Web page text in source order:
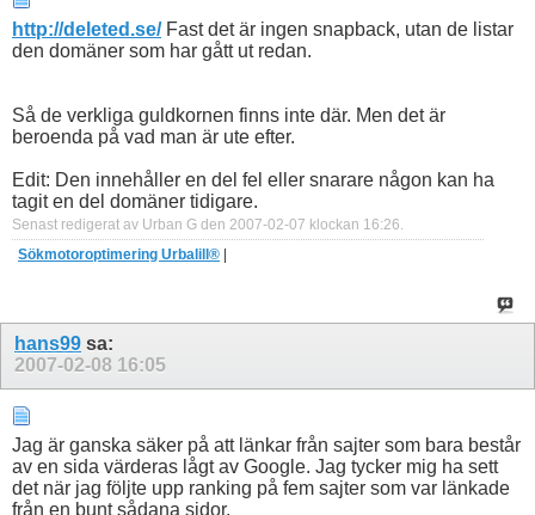
http://deleted.se/Fast det är ingen snapback, utan de listar
den domäner som har gått ut redan.
Så de verkliga guldkornen finns inte där. Men det är
beroenda på vad man är ute efter.
Edit: Den innehåller en del fel eller snarare någon kan ha
tagit en del domäner tidigare.
Senast redigerat av Urban G den 2007-02-07 klockan 16:26.
Sökmotoroptimering Urbalill®
hans99 sa:
2007-02-08 16:05
Jag är ganska säker på att länkar från sajter som bara består
av en sida värderas lågt av Google. Jag tycker mig ha sett
det när jag följte upp ranking på fem sajter som var länkade
från en bunt sådana sidor.